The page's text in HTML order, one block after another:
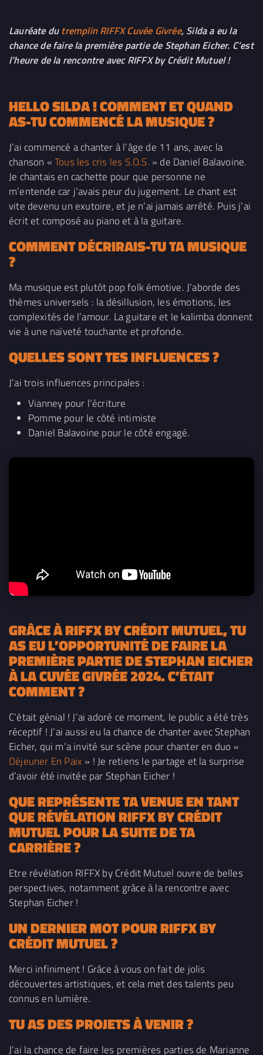
Lauréate du tremplin RIFFX Cuvée Givrée, Silda a eu la
chance de faire la première partie de Stephan Eicher. C’est
l’heure de la rencontre avec RIFFX by Crédit Mutuel !
HELLOSILDA! COMMENT ET QUAND
AS-TU COMMENCÉ LA MUSIQUE ?
J’ai commencé a chanter à l’âge de 11 ans, avec la
chanson « Tous les cris les S.O.S. » de Daniel Balavoine.
Je chantais en cachette pour que personne ne
m’entende car j’avais peur du jugement. Le chant est
vite devenu un exutoire, et je n’ai jamais arrêté. Puis j’ai
écrit et composé au piano et à la guitare.
COMMENT DÉCRIRAIS-TU TA MUSIQUE
?
Ma musique est plutôt pop folk émotive. J’aborde des
thèmes universels : la désillusion, les émotions, les
complexités de l’amour. La guitare et le kalimba donnent
vie à une naïveté touchante et profonde.
QUELLES SONT TES INFLUENCES ?
J’ai trois influences principales :
Vianney pour l’écriture
Pomme pour le côté intimiste
Daniel Balavoine pour le côté engagé.
GRÂCE À RIFFX BY CRÉDIT MUTUEL, TU
AS EU L’OPPORTUNITÉ DEFAIRE LA
PREMIÈRE PARTIE DE STEPHAN EICHER
À LA CUVÉE GIVRÉE 2024. C’ÉTAIT
COMMENT ?
C’était génial ! J’ai adoré ce moment, le public a été très
réceptif ! J’ai aussi eu la chance de chanter avec Stephan
Eicher, qui m’a invité sur scène pour chanter en duo «
Déjeuner En Paix » ! Je retiens le partage et la surprise
d’avoir été invitée par Stephan Eicher !
QUE REPRÉSENTE TA VENUE EN TANT
QUE RÉVÉLATION RIFFX BY CRÉDIT
MUTUEL POUR LA SUITE DE TA
CARRIÈRE ?
Etre révélation RIFFX by Crédit Mutuel ouvre de belles
perspectives, notamment grâce à la rencontre avec
Stephan Eicher !
UN DERNIER MOT POUR RIFFXBY
CRÉDIT MUTUEL?
Merci infiniment ! Grâce à vous on fait de jolis
découvertes artistiques, et cela met des talents peu
connus en lumière.
TU AS DES PROJETS À VENIR ?
J’ai la chance de faire les premières parties de Marianne